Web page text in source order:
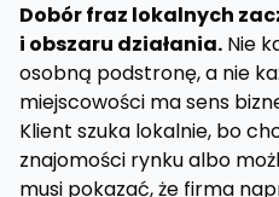
Dobór fraz lokalnych
i obszaru działania. Nie
osobną podstronę, a nie
miejscowości ma sens
Klient szuka lokalnie, bo
znajomości rynku albo
musi pokazać, że firma